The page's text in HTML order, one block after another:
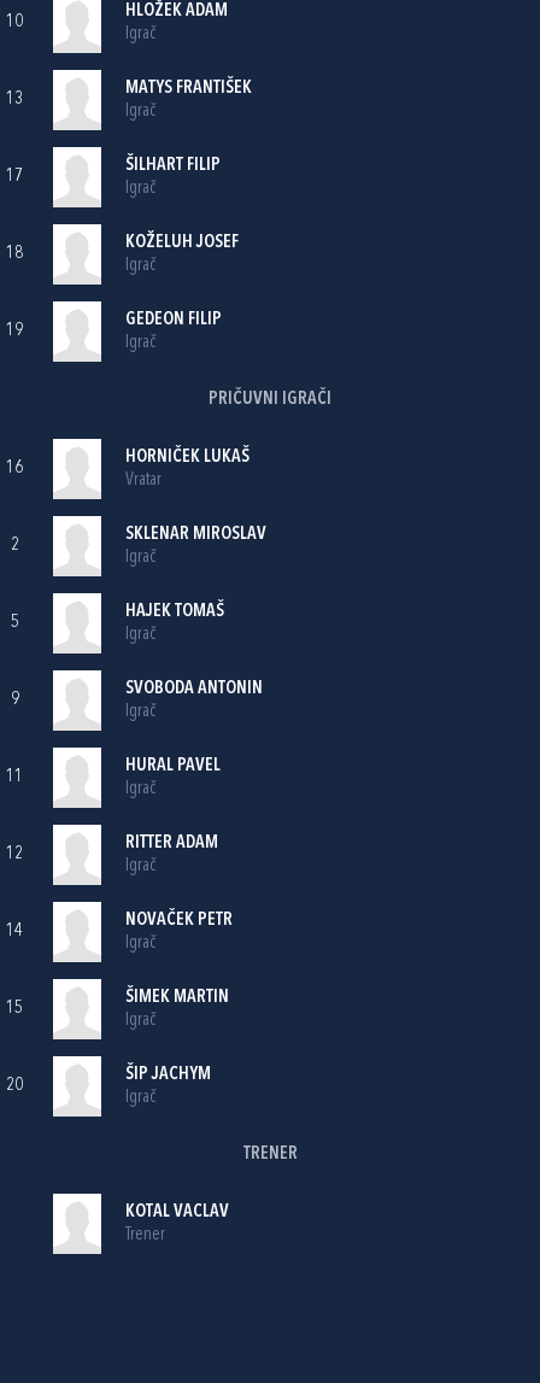
10
HLOŽEK ADAM
Igrač
13
MATYS FRANTIŠEK
Igrač
17
ŠILHART FILIP
Igrač
18
KOŽELUH JOSEF
Igrač
19
GEDEON FILIP
Igrač
PRIČUVNI IGRAČI
16
HORNIČEK LUKAŠ
Vratar
2
SKLENAR MIROSLAV
Igrač
5
HAJEK TOMAŠ
Igrač
9
SVOBODA ANTONIN
Igrač
11
HURAL PAVEL
Igrač
12
RITTER ADAM
Igrač
14
NOVAČEK PETR
Igrač
15
ŠIMEK MARTIN
Igrač
20
ŠIP JACHYM
Igrač
TRENER
KOTAL VACLAV
Trener